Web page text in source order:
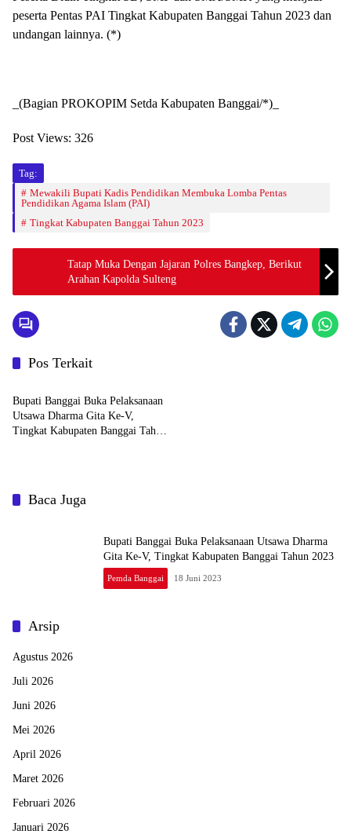
peserta Pentas PAI Tingkat Kabupaten Banggai Tahun 2023 dan
undangan lainnya. (*)
_(Bagian PROKOPIM Setda Kabupaten Banggai/*)_
Post Views: 326
Tag:
Mewakili Bupati Kadis Pendidikan Membuka Lomba Pentas
Pendidikan Agama Islam (PAI)
Tingkat Kabupaten Banggai Tahun 2023
Tatap Muka Dengan Jajaran Polres Bangkep, Berikut
Arahan Kapolda Sulteng
Pos Terkait
Pemda Banggai
Bupati Banggai Buka Pelaksanaan
Utsawa Dharma Gita Ke-V,
Tingkat Kabupaten Banggai Tahun
Baca Juga
Bupati Banggai Buka Pelaksanaan Utsawa Dharma
Gita Ke-V, Tingkat Kabupaten Banggai Tahun 2023
Pemda Banggai 18 Juni 2023
Arsip
Agustus 2026
Juli 2026
Juni 2026
Mei 2026
April 2026
Maret 2026
Februari 2026
Januari 2026